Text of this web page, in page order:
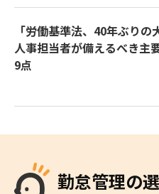
「労働基準法、40年ぶりの
人事担当者が備えるべき主
9点
勤怠管理の